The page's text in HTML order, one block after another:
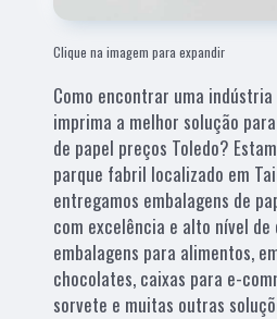
Clique na imagem para expandir
Como encontrar uma
imprima a melhor solução
de papel preços Toledo?
parque fabril localizado em
entregamos embalagens de
com excelência e alto nível
embalagens para alimentos,
chocolates, caixas para e-
sorvete e muitas outras